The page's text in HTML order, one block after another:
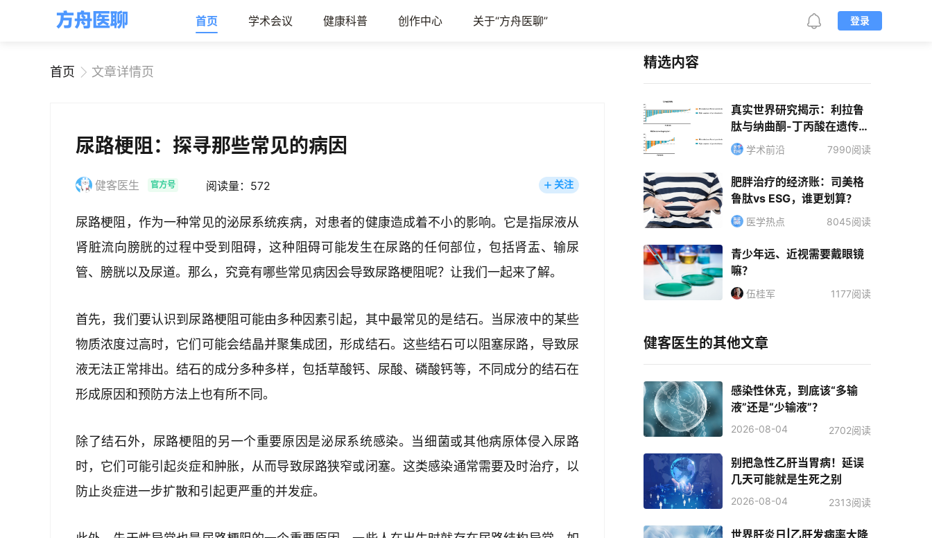
首页 学术会议 健康科普 创作中心 关于“方舟医聊” 登录
首页 文章详情页
尿路梗阻：探寻那些常见的病因
健客医生 官方号 阅读量：572 关注
尿路梗阻，作为一种常见的泌尿系统疾病，对患者的健康造成着不小的影响。它是指尿液从
肾脏流向膀胱的过程中受到阻碍，这种阻碍可能发生在尿路的任何部位，包括肾盂、输尿
管、膀胱以及尿道。那么，究竟有哪些常见病因会导致尿路梗阻呢？让我们一起来了解。
首先，我们要认识到尿路梗阻可能由多种因素引起，其中最常见的是结石。当尿液中的某些
物质浓度过高时，它们可能会结晶并聚集成团，形成结石。这些结石可以阻塞尿路，导致尿
液无法正常排出。结石的成分多种多样，包括草酸钙、尿酸、磷酸钙等，不同成分的结石在
形成原因和预防方法上也有所不同。
除了结石外，尿路梗阻的另一个重要原因是泌尿系统感染。当细菌或其他病原体侵入尿路
时，它们可能引起炎症和肿胀，从而导致尿路狭窄或闭塞。这类感染通常需要及时治疗，以
防止炎症进一步扩散和引起更严重的并发症。
精选内容
真实世界研究揭示：利拉鲁
肽与纳曲酮-丁丙酸在遗传性
肥胖治疗中的疗效比对
学术前沿 7990阅读
​肥胖治疗的经济账：司美格
鲁肽vs ESG，谁更划算？
医学热点 8045阅读
青少年远、近视需要戴眼镜
嘛？
伍桂军 1177阅读
健客医生的其他文章
感染性休克，到底该“多输
液”还是“少输液”？
2026-08-04 2702阅读
别把急性乙肝当胃病！延误
几天可能就是生死之别
2026-08-04 2313阅读
世界肝炎日|乙肝发病率大降